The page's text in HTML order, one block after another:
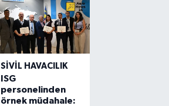
SIVIL HAVACILIK
ISG
personelinden
örnek müdahale: